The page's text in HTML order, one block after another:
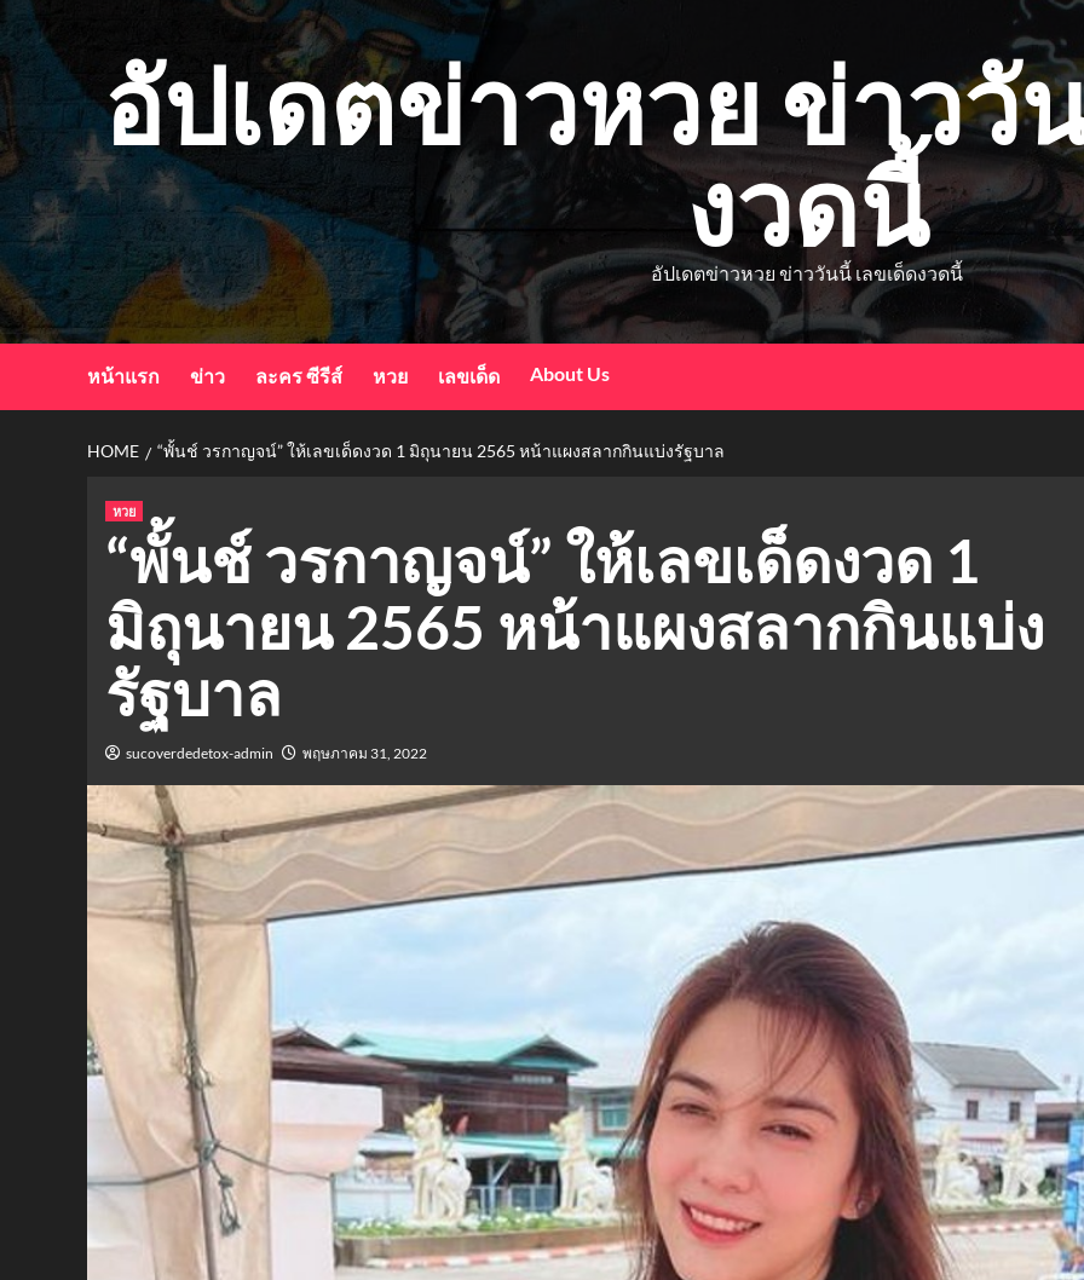
content
อัปเดตข่าวหวย ข่าววั
งวดนี้
อัปเดตข่าวหวย ข่าววันนี้ เลขเด็ดงวดนี้
หน้าแรก ข่าว ละคร ซีรีส์ หวย เลขเด็ด About Us
HOME “พั้นช์ วรกาญจน์” ให้เลขเด็ดงวด 1 มิถุนายน 2565 หน้าแผงสลากกินแบ่งรัฐบาล
หวย
“พั้นช์ วรกาญจน์” ให้เลขเด็ดงวด 1
มิถุนายน 2565 หน้าแผงสลากกินแบ่ง
รัฐบาล
sucoverdedetox-admin พฤษภาคม 31, 2022